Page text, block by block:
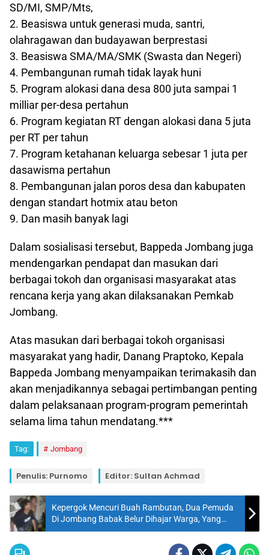
SD/MI, SMP/Mts,
2. Beasiswa untuk generasi muda, santri,
olahragawan dan budayawan berprestasi
3. Beasiswa SMA/MA/SMK (Swasta dan Negeri)
4. Pembangunan rumah tidak layak huni
5. Program alokasi dana desa 800 juta sampai 1
milliar per-desa pertahun
6. Program kegiatan RT dengan alokasi dana 5 juta
per RT per tahun
7. Program ketahanan keluarga sebesar 1 juta per
dasawisma pertahun
8. Pembangunan jalan poros desa dan kabupaten
dengan standart hotmix atau beton
9. Dan masih banyak lagi
Dalam sosialisasi tersebut, Bappeda Jombang juga
mendengarkan pendapat dan masukan dari
berbagai tokoh dan organisasi masyarakat atas
rencana kerja yang akan dilaksanakan Pemkab
Jombang.
Atas masukan dari berbagai tokoh organisasi
masyarakat yang hadir, Danang Praptoko, Kepala
Bappeda Jombang menyampaikan terimakasih dan
akan menjadikannya sebagai pertimbangan penting
dalam pelaksanaan program-program pemerintah
selama lima tahun mendatang.***
Tag: Jombang
Penulis: Purnomo Editor: Sultan Achmad
Kepergok Mencuri Buah Rambutan, Dua Pemuda
Di Jombang Babak Belur Dihajar Warga, Yang
Satu Diikat Di Pagar